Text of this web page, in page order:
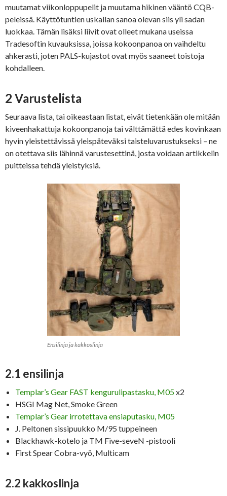
muutamat viikonloppupelit ja muutama hikinen vääntö CQB-
peleissä. Käyttötuntien uskallan sanoa olevan siis yli sadan
luokkaa. Tämän lisäksi liivit ovat olleet mukana useissa
Tradesoftin kuvauksissa, joissa kokoonpanoa on vaihdeltu
ahkerasti, joten PALS-kujastot ovat myös saaneet toistoja
kohdalleen.
2 Varustelista
Seuraava lista, tai oikeastaan listat, eivät tietenkään ole mitään
kiveenhakattuja kokoonpanoja tai välttämättä edes kovinkaan
hyvin yleistettävissä yleispäteväksi taisteluvarustukseksi – ne
on otettava siis lähinnä varustesettinä, josta voidaan artikkelin
puitteissa tehdä yleistyksiä.
Ensilinja ja kakkoslinja
2.1 ensilinja
Templar’s Gear FAST kengurulipastasku, M05x2
HSGI Mag Net, Smoke Green
Templar’s Gear irrotettava ensiaputasku, M05
J. Peltonen sissipuukko M/95 tuppeineen
Blackhawk-kotelo ja TM Five-seveN -pistooli
First Spear Cobra-vyö, Multicam
2.2 kakkoslinja